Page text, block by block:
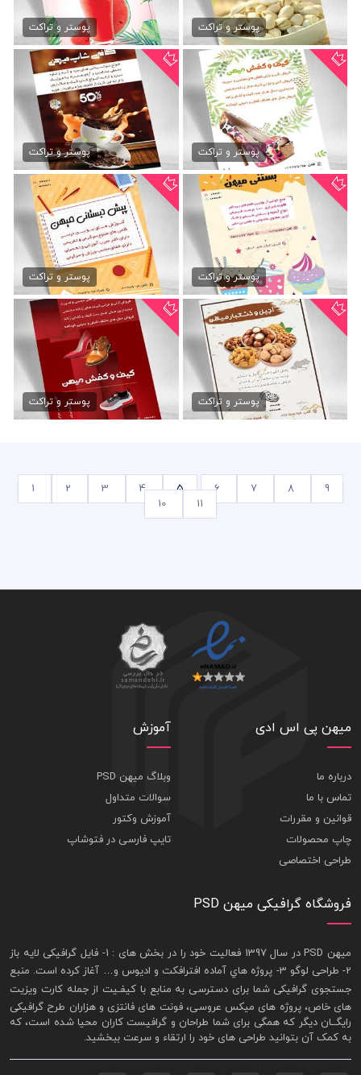
تراکت psd فروشگاه آجیل
79,000 تومان پوستر و تراکت
دانلود تراکت آبمیوه
79,000 تومان پوستر و تراکت
79,000 تومان پوستر و تراکت
تراکت کافه شاپ لایه باز
79,000 تومان پوستر و تراکت
دانلود psd تراکت بستنی
79,000 تومان پوستر و تراکت
تراکت psd مهد کودک
79,000 تومان پوستر و تراکت
دانلود تراکت فروشگاه آجیل
79,000 تومان پوستر و تراکت
تراکت psd فروشگاه کفش
79,000 تومان پوستر و تراکت
1 2 3 4 5 6 7 8
9
10
11
میهن پی اس ادی
درباره ما
تماس با ما
قوانین و مقررات
چاپ محصولات
طراحی اختصاصی
آموزش
وبلاگ میهن PSD
سوالات متداول
آموزش وکتور
تایپ فارسی در فتوشاپ
فروشگاه گرافیکی میهن PSD
ميهن PSD در سال 1397 فعاليت خود را در بخش های : 1-
فايل گرافيکی لايه باز
2- طراحی لوگو 3- پروژه هاي آماده افترافکت و اديوس و… آغاز کرده است. منبع
جستجوی گرافيکی شما برای دسترسی به منابع با کيفـيت از جملهکارت ويزيت
های خاص، پروژه های ميکس عروسی، فونت های فانتزی و هزاران طرح گرافیکی
رايگــان ديگر که همگی برای شما طراحان و گرافيست کاران محيا شده است، که
به کمک آن بتوانيد طراحی های خود را ارتقاء و سرعت ببخشيد.